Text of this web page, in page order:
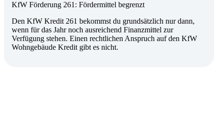
KfW Förderung 261: Fördermittel begrenzt
Den KfW Kredit 261 bekommst du grundsätzlich nur dann,
wenn für das Jahr noch ausreichend Finanzmittel zur
Verfügung stehen. Einen rechtlichen Anspruch auf den KfW
Wohngebäude Kredit gibt es nicht.